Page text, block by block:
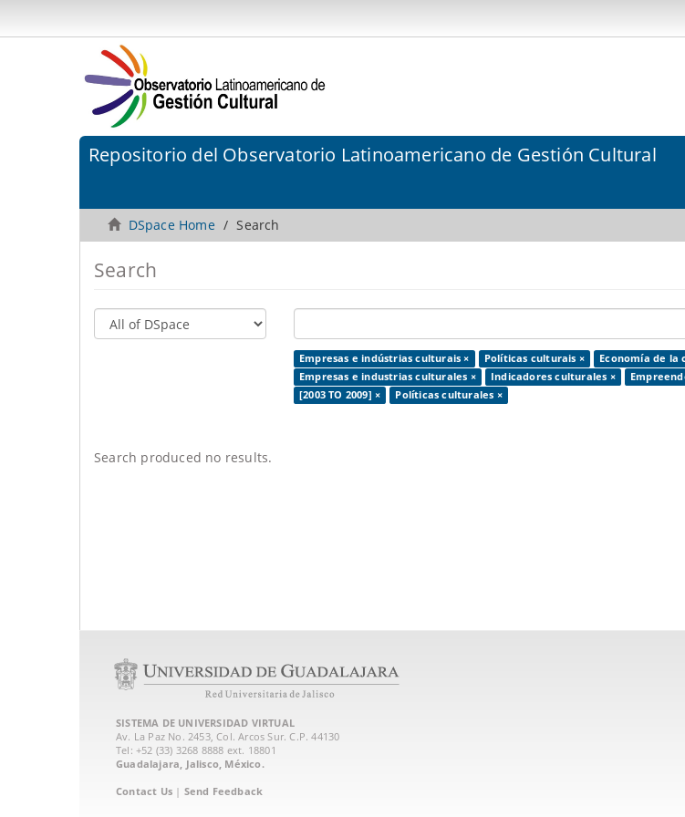
Repositorio del Observatorio Latinoamericano de Gestión Cultural
DSpace Home Search
Search
Empresas e indústrias culturais × Políticas culturais × Economía de la
Empresas e industrias culturales ×
Indicadores culturales ×
[2003 TO 2009] ×
Políticas culturales ×
Search produced no results.
SISTEMA DE UNIVERSIDAD VIRTUAL
Av. La Paz No. 2453, Col. Arcos Sur. C.P. 44130
Tel: +52 (33) 3268 8888‏ ext. 18801
Guadalajara, Jalisco, México.
Contact Us | Send Feedback